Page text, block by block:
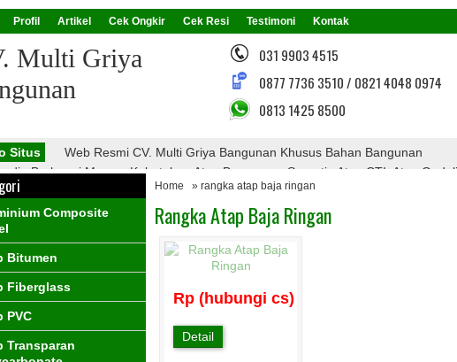
Profil Artikel Cek Ongkir Cek Resi Testimoni Kontak
Multi Griya
031 9903 4515
0877 7736 3510 / 0821 4048 0974
0813 1425 8500
Situs Web Resmi CV. Multi Griya Bangunan Khusus Bahan Bangunan
Berbagai Macam Kebutuhan Atap Bangunan, Seperti : Atap CTI, Atap
Galvalume, Atap Fiberglass, Atap PVC, Atap Transparan, Atap Polycarbonate,
Promo
Nantikan Promo Menarik Dari Kami
Home » rangka atap baja ringan
Rangka Atap Baja Ringan
Rp (hubungi cs)
Detail
Composite
Bitumen
Fiberglass
PVC
Transparan